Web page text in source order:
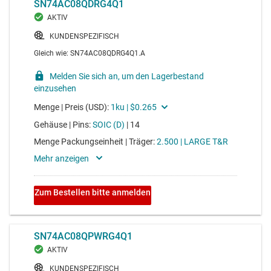
average drive strength 8mA
SN74HCS266-Q1
Vierfache 2-Eingangs-Exklusiv-XNOR-Gatter mit Open-
Drain-Ausgängen und Schmitt-Trigger-Eingänge f
Voltage range 2V to 6V, average propagation delay 20ns,
SN74HCS27-Q1
3-Kanal-NOR-Gate mit 3 Eingängen, 2 bis 6 V, geringer
Leistungsaufnahme, mit Schmitt-Trigger-Eingäng
Voltage range 2V to 6V, average propagation delay 20ns,
average drive strength 8mA
SN74HCS4075
Highspeed-OR-Gatter (12 ns) mit Schmitt-Trigger-
Eingängen, 3 Kanäle, 3 Eingänge, 2 V bis 6 V
Voltage range 2V to 6V, average propagation delay 20ns,